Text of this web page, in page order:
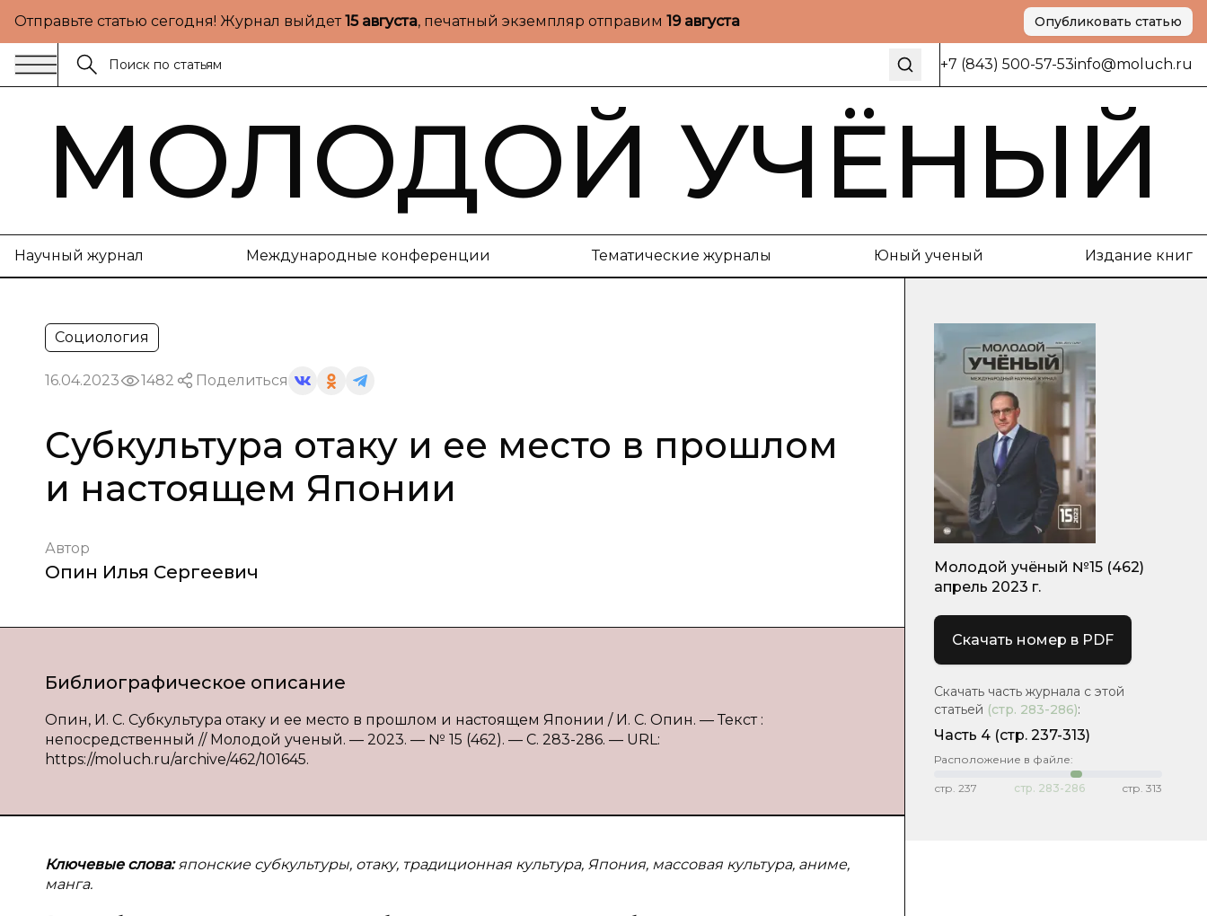
Отправьте статью сегодня! Журнал выйдет15 августа, печатный экземпляр отправим 19 августа Опубликовать статью
+7 (843) 500-57-53info@moluch.ru
МОЛОДОЙ УЧЁНЫЙ
Научный журнал Международные конференции Тематические журналы Юный ученый Издание книг
Социология
16.04.2023 1482 Поделиться
Субкультура отаку и ее место в прошлом
и настоящем Японии
Автор
Опин Илья Сергеевич
Библиографическое описание
Опин, И. С. Субкультура отаку и ее место в прошлом и настоящем Японии / И. С. Опин. — Текст :
непосредственный // Молодой ученый. — 2023. — № 15 (462). — С. 283-286. — URL:
https://moluch.ru/archive/462/101645.
Ключевые слова:японские субкультуры, отаку, традиционная культура, Япония, массовая культура, аниме,
манга.
Молодой учёный №15 (462)
апрель 2023 г.
Скачать номер в PDF
Скачать часть журнала с этой
статьей (стр. 283-286):
Часть 4 (стр. 237-313)
Расположение в файле:
стр. 237 стр. 283-286 стр. 313